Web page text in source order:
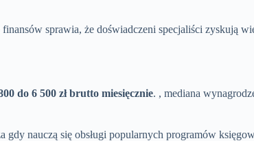
sprawia, że doświadczeni specjaliści zyskują
do 6 500 zł brutto miesięcznie. , mediana
gdy nauczą się obsługi popularnych programów